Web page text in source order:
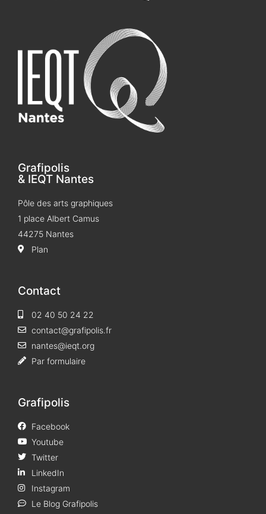
Grafipolis
& IEQT Nantes
Pôle des arts graphiques
1 place Albert Camus
44275 Nantes
Plan
Contact
02 40 50 24 22
contact@grafipolis.fr
nantes@ieqt.org
Par formulaire
Grafipolis
Facebook
Youtube
Twitter
LinkedIn
Instagram
Le Blog Grafipolis